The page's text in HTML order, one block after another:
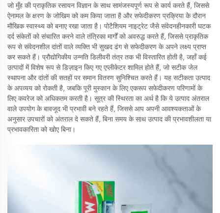
जो मुँह की प्राकृतिक रसायन विज्ञान के साथ सामंजस्यपूर्ण रूप से कार्य करते हैं, जिससे
ऐनामल के क्षरण के जोखिम को कम किया जाता है और सफेदीकरण प्रक्रिया के दौरान
मौखिक स्वास्थ्य को बनाए रखा जाता है। पोटैशियम नाइट्रेट जैसे संवेदनहीनकारी घटक
दर्द संकेतों को संचारित करने वाले तंत्रिका मार्गों को अवरुद्ध करते हैं, जिससे प्राकृतिक
रूप से संवेदनशील दांतों वाले व्यक्ति भी सुखद ढंग से सफेदीकरण के अपने लक्ष्य प्राप्त
कर सकते हैं। प्रौद्योगिकीय उन्नति डिलीवरी तंत्र तक भी विस्तारित होती है, जहाँ कई
उत्पादों में विशेष रूप से डिज़ाइन किए गए एप्लीकेटर शामिल होते हैं, जो सटीक जेल
स्थापना और दांतों की सतहों पर समान वितरण सुनिश्चित करते हैं। यह सटीकता उत्पाद
के अपव्यय को रोकती है, जबकि पूरी मुस्कान के लिए एकरूप सफेदीकरण परिणामों के
लिए कवरेज को अधिकतम करती है। सूत्र की स्थिरता का अर्थ है कि ये उत्पाद अंतराल
वाले उपयोग के बावजूद भी प्रभावी बने रहते हैं, जिससे आप अपनी आवश्यकताओं के
अनुसार उपचारों को अंतराल दे सकते हैं, बिना समय के साथ उत्पाद की प्रभावशीलता या
प्रभावकारिता को खोए बिना।